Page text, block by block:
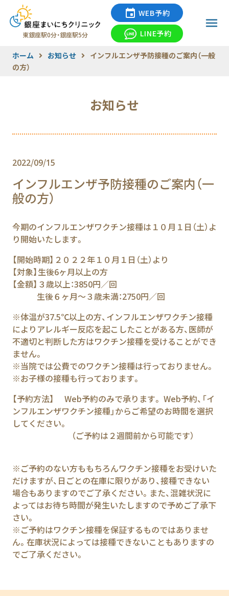
東銀座駅0分・銀座駅5分
WEB予約
LINE予約
ホーム お知らせ
インフルエンザ予防接種のご案内（一般
の方）
お知らせ
2022/09/15
インフルエンザ予防接種のご案内（一
般の方）
今期のインフルエンザワクチン接種は１０月１日（土）よ
り開始いたします。
【開始時期】２０２２年１０月１日（土）より
【対象】生後6ヶ月以上の方
【金額】３歳以上：3850円／回
生後６ヶ月～３歳未満：2750円／回
※体温が37.5℃以上の方、インフルエンザワクチン接種
によりアレルギー反応を起こしたことがある方、医師が
不適切と判断した方はワクチン接種を受けることができ
ません。
※当院では公費でのワクチン接種は行っておりません。
※お子様の接種も行っております。
【予約方法】 Web予約のみで承ります。 Web予約、「イ
ンフルエンザワクチン接種」からご希望のお時間を選択
してください。
（ご予約は２週間前から可能です）
※ご予約のない方ももちろんワクチン接種をお受けいた
だけますが、日ごとの在庫に限りがあり、接種できない
場合もありますのでご了承ください。また、混雑状況に
よってはお待ち時間が発生いたしますので予めご了承下
さい。
※ご予約はワクチン接種を保証するものではありませ
ん。在庫状況によっては接種できないこともありますの
でご了承ください。